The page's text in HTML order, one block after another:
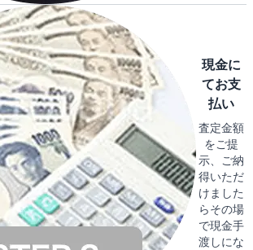
現金に
てお支
払い
査定金額
をご提
示、ご納
得いただ
けました
らその場
で現金手
渡しにな